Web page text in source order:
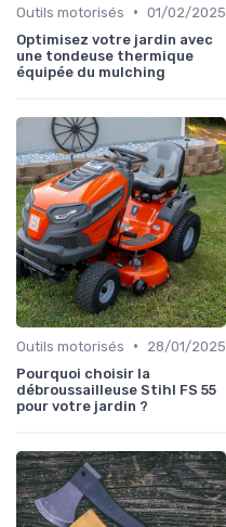
Outils motorisés • 01/02/2025
Optimisez votre jardin avec
une tondeuse thermique
équipée du mulching
Outils motorisés •
28/01/2025
Pourquoi choisir la
débroussailleuse Stihl FS 55
pour votre jardin ?